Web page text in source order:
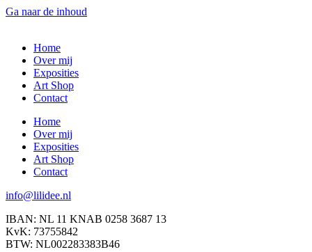
Ga naar de inhoud
Home
Over mij
Exposities
Art Shop
Contact
Home
Over mij
Exposities
Art Shop
Contact
info@lilidee.nl
IBAN: NL 11 KNAB 0258 3687 13
KvK: 73755842
BTW: NL002283383B46